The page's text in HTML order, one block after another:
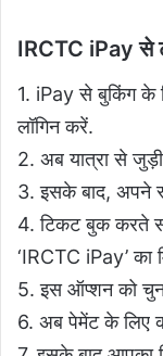
IRCTC iPay से
1. iPay से बुकिंग के
लॉगिन करें.
2. अब यात्रा से
3. इसके बाद, अपने
4. टिकट बुक करते
‘IRCTC iPay’ का
5. इस ऑप्शन को
6. अब पेमेंट के लिए